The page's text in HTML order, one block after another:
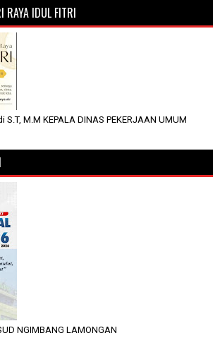
RAYA IDUL FITRI
S.T, M.M KEPALA DINAS PEKERJAAN UMUM
NGIMBANG LAMONGAN